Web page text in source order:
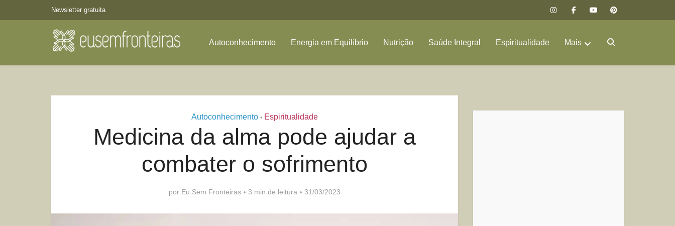
Newsletter gratuita
Autoconhecimento Energia em Equilíbrio Nutrição Saúde Integral Espiritualidade Mais
Autoconhecimento • Espiritualidade
Medicina da alma pode ajudar a
combater o sofrimento
por Eu Sem Fronteiras 3 min de leitura 31/03/2023